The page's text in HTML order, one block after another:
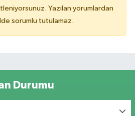
Yazılan yorumlardan
sorumlu tutulamaz.
Durumu